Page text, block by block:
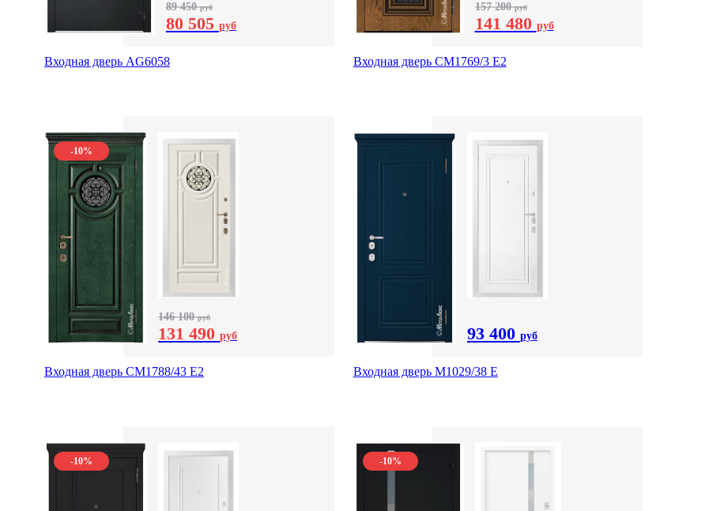
89 450руб
80 505 руб
Входная дверь AG6058
157 200руб
141 480 руб
Входная дверь СМ1769/3 Е2
-10%
146 100руб
131 490руб
Входная дверь СМ1788/43 E2
93 400 руб
Входная дверь М1029/38 E
-10% -10%